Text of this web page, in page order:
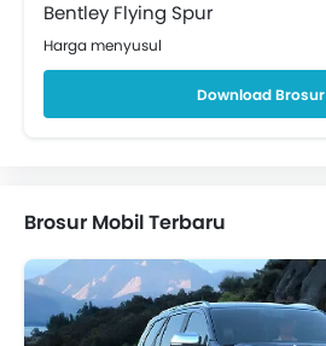
Bentley Flying Spur
Harga menyusul
Download Brosur
Brosur Mobil Terbaru